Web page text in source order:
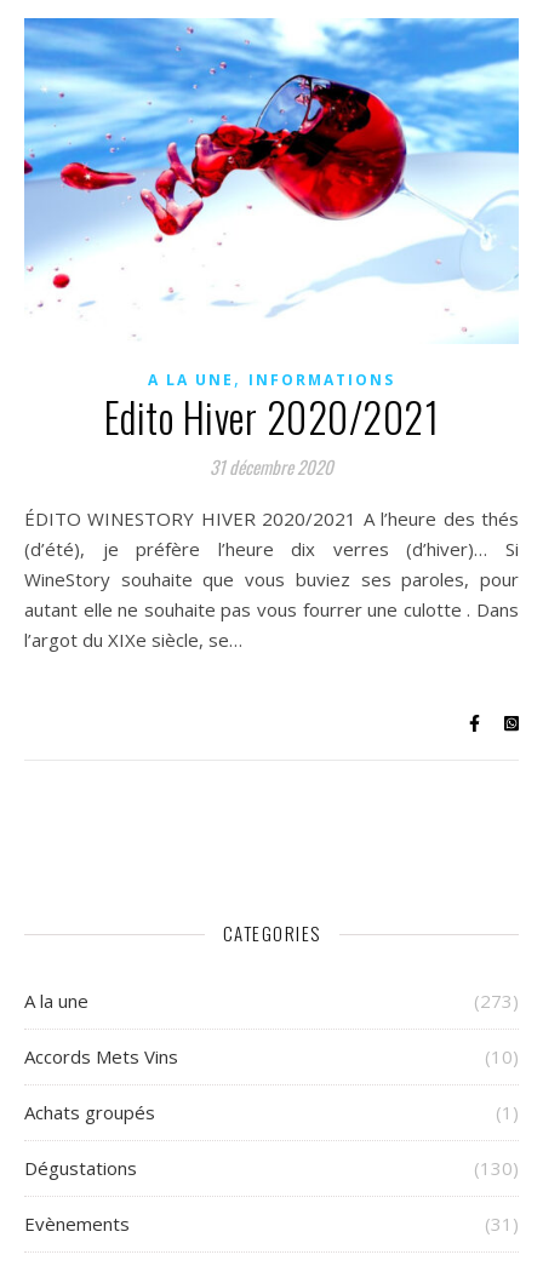
A LA UNE , INFORMATIONS
Edito Hiver 2020/2021
31 décembre 2020
ÉDITO WINESTORY HIVER 2020/2021 A l’heure des thés
(d’été), je préfère l’heure dix verres (d’hiver)… Si
WineStory souhaite que vous buviez ses paroles, pour
autant elle ne souhaite pas vous fourrer une culotte . Dans
l’argot du XIXe siècle, se…
CATEGORIES
A la une (273)
Accords Mets Vins (10)
Achats groupés (1)
Dégustations (130)
Evènements (31)